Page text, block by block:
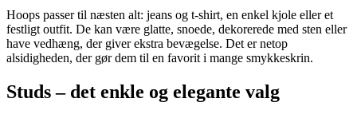
Hoops passer til næsten alt: jeans og t-shirt, en enkel kjole eller et
festligt outfit. De kan være glatte, snoede, dekorerede med sten eller
have vedhæng, der giver ekstra bevægelse. Det er netop
alsidigheden, der gør dem til en favorit i mange smykkeskrin.
Studs – det enkle og elegante valg